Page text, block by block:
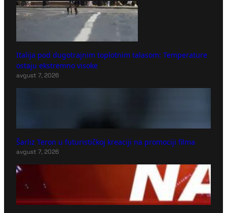
Italija pod dugotrajnim toplotnim talasom: Temperature
ostaju ekstremno visoke
avgust 7, 2026
Šarliz Teron u futurističkoj kreaciji na promociji filma
avgust 7, 2026